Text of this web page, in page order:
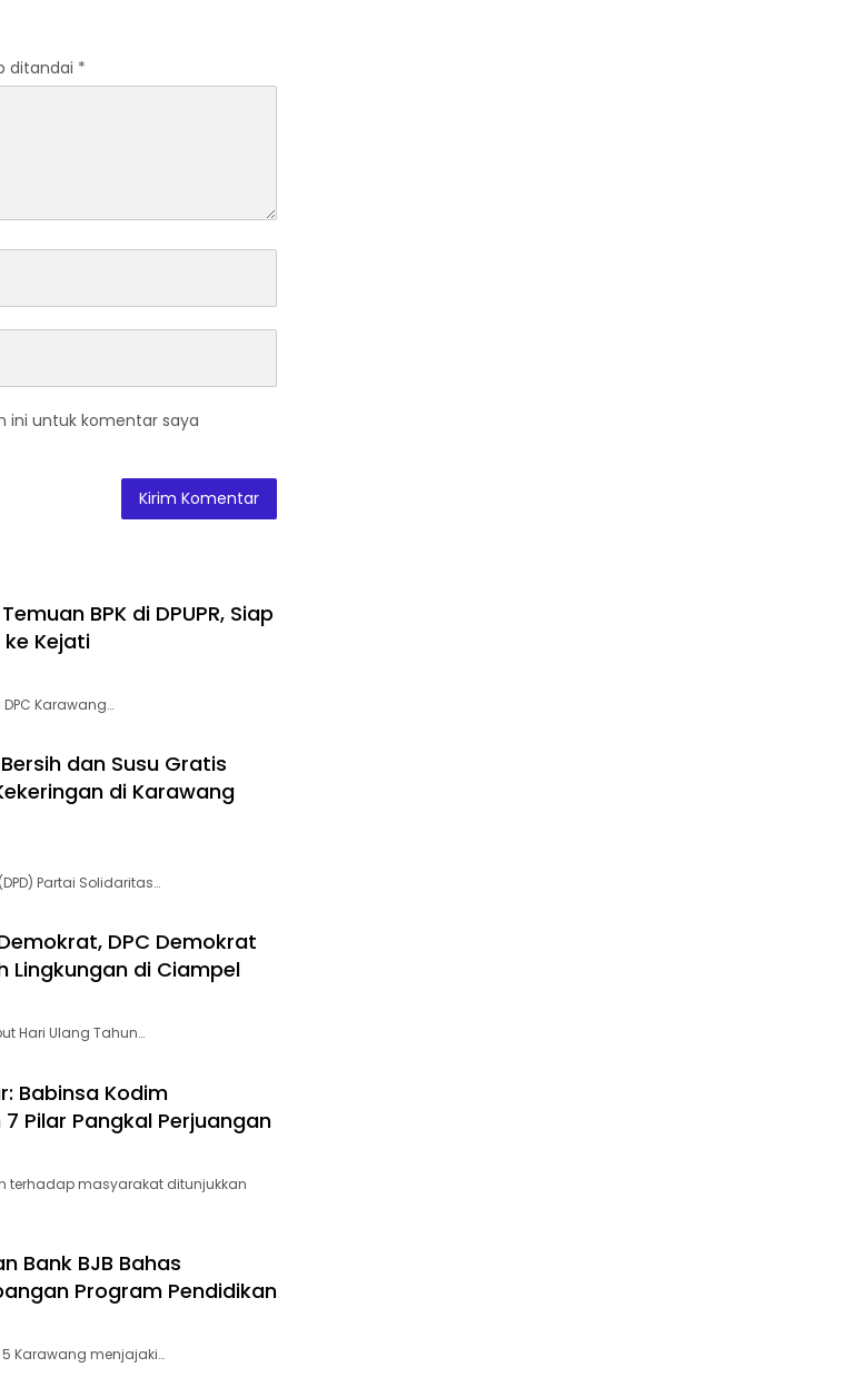
ditandai *
ini untuk komentar saya
BPK di DPUPR, Siap
Kejati
DPC Karawang…
dan Susu Gratis
di Karawang
Partai Solidaritas…
DPC Demokrat
Lingkungan di Ciampel
Hari Ulang Tahun…
Babinsa Kodim
Pilar Pangkal Perjuangan
terhadap masyarakat ditunjukkan
Bank BJB Bahas
Program Pendidikan
5 Karawang menjajaki…